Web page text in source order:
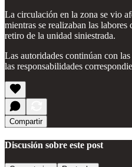
La circulación en la zona se vio
mientras se realizaban las
retiro de la unidad siniestrada.
Las autoridades continúan con
las responsabilidades
Compartir
Discusión sobre este post